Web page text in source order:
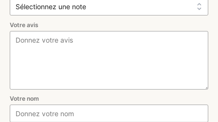
Votre avis
Votre nom